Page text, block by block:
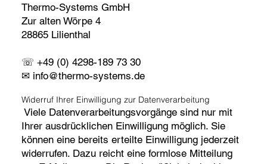
Thermo-Systems GmbH
Zur alten Wörpe 4
28865 Lilienthal
☏ +49 (0) 4298-189 73 30
✉ info@thermo-systems.de
Widerruf Ihrer Einwilligung zur Datenverarbeitung
Viele Datenverarbeitungsvorgänge sind nur mit
Ihrer ausdrücklichen Einwilligung möglich. Sie
können eine bereits erteilte Einwilligung jederzeit
widerrufen. Dazu reicht eine formlose Mitteilung